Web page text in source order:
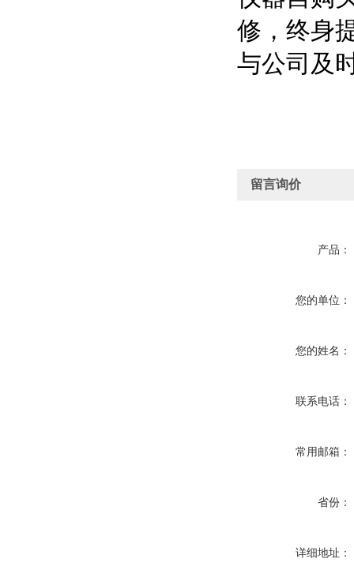
修，终身
与公司及
留言询价
产品：
您的单位：
您的姓名：
联系电话：
常用邮箱：
省份：
详细地址：